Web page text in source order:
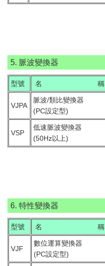
5. 脈波變換器
型號 名 稱
VJPA
脈波/類比變換器
(PC設定型)
VSP
低速脈波變換器
(50Hz以上)
6. 特性變換器
型號 名 稱
VJF
數位運算變換器
(PC設定型)